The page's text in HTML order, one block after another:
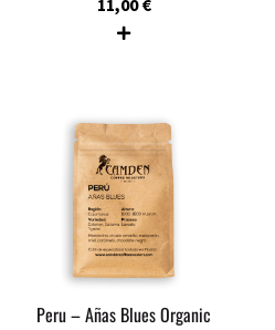
11,00€
Peru – Añas Blues Organic